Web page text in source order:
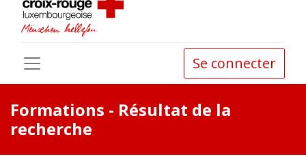
Se connecter
Formations - Résultat de la
recherche